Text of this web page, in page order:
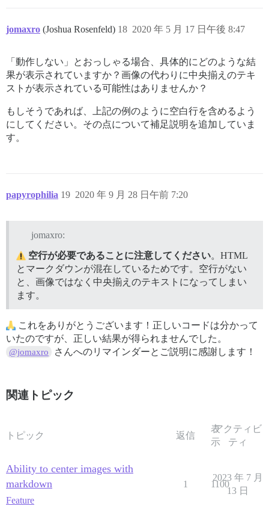
jomaxro (Joshua Rosenfeld) 2020 年 5 月 17 日午後 8:47
18
「動作しない」とおっしゃる場合、具体的にどのような結
果が表示されていますか？画像の代わりに中央揃えのテキ
ストが表示されている可能性はありませんか？
もしそうであれば、上記の例のように空白行を含めるよう
にしてください。その点について補足説明を追加していま
す。
papyrophilia 2020 年 9 月 28 日午前 7:20
19
jomaxro:
空行が必要であることに注意してください。HTML
とマークダウンが混在しているためです。空行がない
と、画像ではなく中央揃えのテキストになってしまい
ます。
これをありがとうございます！正しいコードは分かって
いたのですが、正しい結果が得られませんでした。
@jomaxro さんへのリマインダーとご説明に感謝します！
関連トピック
トピック 返信
表
示
アクティビ
ティ
Ability to center images with
markdown
Feature
1 1100
2023 年 7 月
13 日